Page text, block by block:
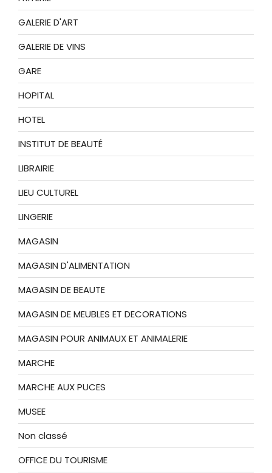
GALERIE D'ART
GALERIE DE VINS
GARE
HOPITAL
HOTEL
INSTITUT DE BEAUTÉ
LIBRAIRIE
LIEU CULTUREL
LINGERIE
MAGASIN
MAGASIN D'ALIMENTATION
MAGASIN DE BEAUTE
MAGASIN DE MEUBLES ET DECORATIONS
MAGASIN POUR ANIMAUX ET ANIMALERIE
MARCHE
MARCHE AUX PUCES
MUSEE
Non classé
OFFICE DU TOURISME